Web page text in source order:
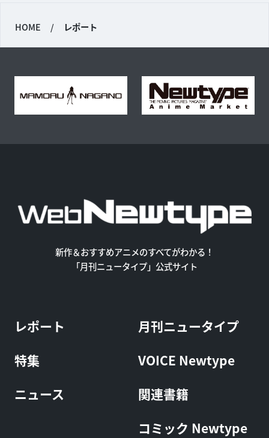
HOME / レポート
新作＆おすすめアニメのすべてがわかる！
「月刊ニュータイプ」公式サイト
レポート
特集
ニュース
月刊ニュータイプ
VOICE Newtype
関連書籍
コミック Newtype